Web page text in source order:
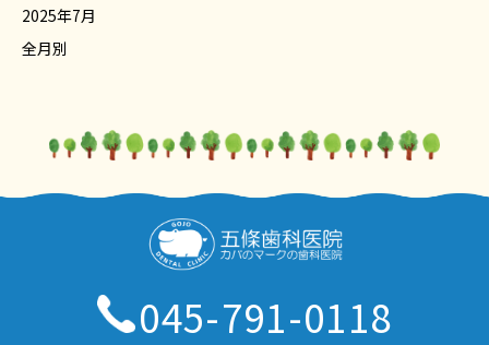
2025年7月
全月別
045-791-0118